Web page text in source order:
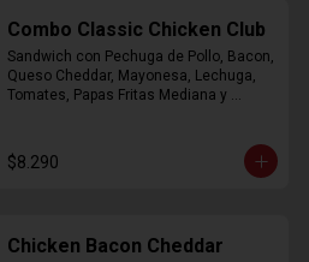
Combo Classic Chicken Club
Sandwich con Pechuga de Pollo, Bacon,
Queso Cheddar, Mayonesa, Lechuga,
Tomates, Papas Fritas Mediana y
$8.290
Chicken Bacon Cheddar